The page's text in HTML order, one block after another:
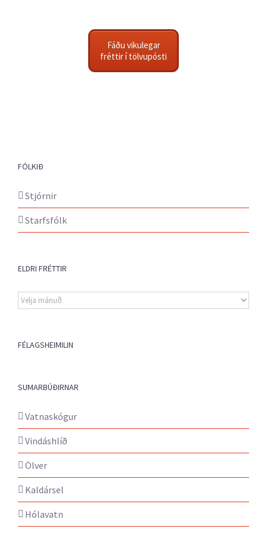
Fáðu vikulegar
fréttir í tölvupósti
FÓLKIÐ
Stjórnir
Starfsfólk
ELDRI FRÉTTIR
Eldri
fréttir
FÉLAGSHEIMILIN
SUMARBÚÐIRNAR
Vatnaskógur
Vindáshlíð
Ölver
Kaldársel
Hólavatn